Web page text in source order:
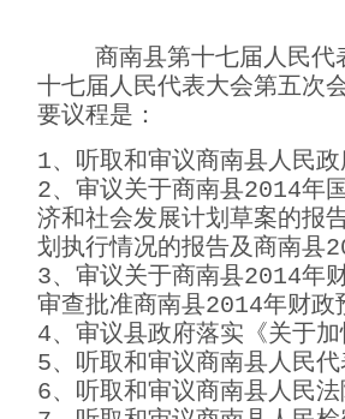
商南县第十七届人民代表
十七届人民代表大会第五次
要议程是：
1、听取和审议商南县人民政
2、审议关于商南县2014年
济和社会发展计划草案的报
划执行情况的报告及商南县
3、审议关于商南县2014年
审查批准商南县2014年财政
4、审议县政府落实《关于
5、听取和审议商南县人民
6、听取和审议商南县人民法